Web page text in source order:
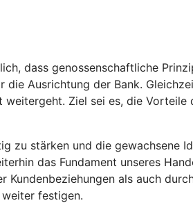
dass genossenschaftliche
Ausrichtung der Bank.
Ziel sei es, die
zu stärken und die gewachsene
das Fundament unseres
als auch
festigen.